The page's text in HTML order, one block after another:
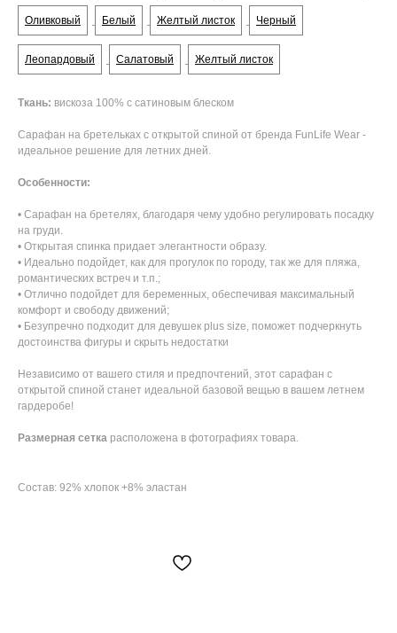
Оливковый Белый Желтый листок Черный
Леопардовый Салатовый Желтый листок
Ткань: вискоза 100% с сатиновым блеском
Сарафан на бретельках с открытой спиной от бренда FunLife Wear -
идеальное решение для летних дней.
Особенности:
• Сарафан на бретелях, благодаря чему удобно регулировать посадку
на груди.
• Открытая спинка придает элегантности образу.
• Идеально подойдет, как для прогулок по городу, так же для пляжа,
романтических встреч и т.п.;
• Отлично подойдет для беременных, обеспечивая максимальный
комфорт и свободу движений;
• Безупречно подходит для девушек plus size, поможет подчеркнуть
достоинства фигуры и скрыть недостатки
Независимо от вашего стиля и предпочтений, этот сарафан с
открытой спиной станет идеальной базовой вещью в вашем летнем
гардеробе!
Размерная сетка расположена в фотографиях товара.
Состав: 92% хлопок +8% эластан